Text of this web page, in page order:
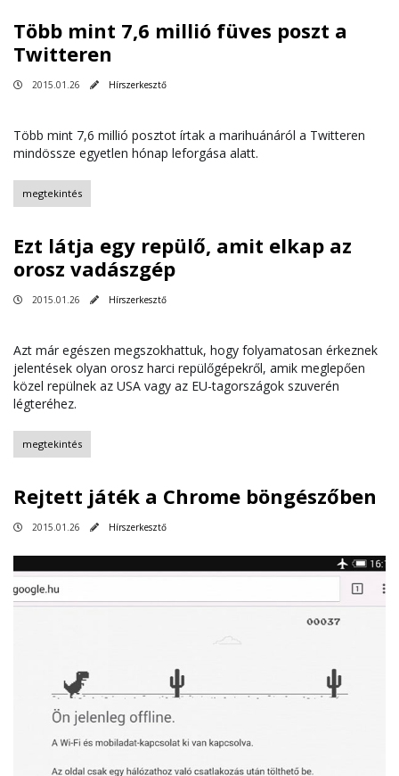
Több mint 7,6 millió füves poszt a
Twitteren
2015.01.26 Hírszerkesztő
Több mint 7,6 millió posztot írtak a marihuánáról a Twitteren
mindössze egyetlen hónap leforgása alatt.
megtekintés
Ezt látja egy repülő, amit elkap az
orosz vadászgép
2015.01.26 Hírszerkesztő
Azt már egészen megszokhattuk, hogy folyamatosan érkeznek
jelentések olyan orosz harci repülőgépekről, amik meglepően
közel repülnek az USA vagy az EU-tagországok szuverén
légteréhez.
megtekintés
Rejtett játék a Chrome böngészőben
2015.01.26 Hírszerkesztő